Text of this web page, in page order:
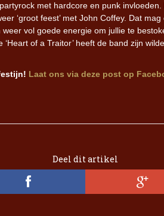
met hardcore en punk
‘groot feest’ met John Coffey. Dat
weer vol goede energie om jullie te
‘Heart of a Traitor’ heeft de band zijn
Laat ons via deze post op
Deel dit artikel